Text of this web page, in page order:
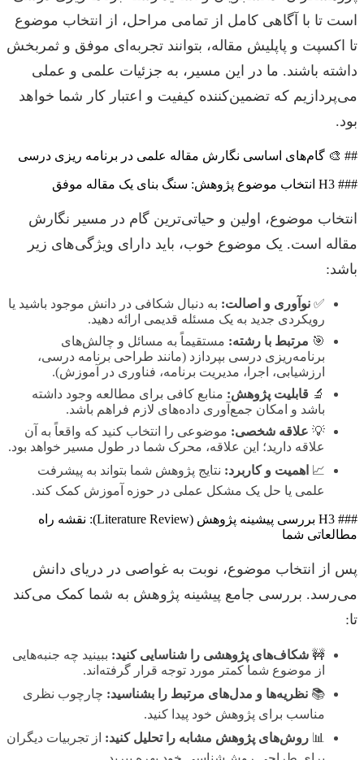
است تا با آگاهی کامل از تمامی مراحل، از انتخاب موضوع
تا اکسپت و پاپلیش مقاله، بتوانند تجربه‌ای موفق و ثمربخش
داشته باشند. ما در این مسیر، به جزئیات علمی و عملی
می‌پردازیم که تضمین‌کننده کیفیت و اعتبار کار شما خواهد
بود.
## 🎨 گام‌های اساسی نگارش مقاله علمی در برنامه ریزی درسی
### H3 انتخاب موضوع پژوهش: سنگ بنای یک مقاله موفق
انتخاب موضوع، اولین و حیاتی‌ترین گام در مسیر نگارش
مقاله است. یک موضوع خوب، باید دارای ویژگی‌های زیر
باشد:
✅ نوآوری و اصالت: به دنبال شکافی در دانش موجود باشید یا
رویکردی جدید به یک مسئله قدیمی ارائه دهید.
🎯 مرتبط با رشته: مستقیماً به مسائل و چالش‌های
برنامه‌ریزی درسی بپردازد (مانند طراحی برنامه درسی،
ارزشیابی، اجرا، مدیریت برنامه، فناوری در آموزش).
🔬 قابلیت پژوهش: منابع کافی برای مطالعه وجود داشته
باشد و امکان جمع‌آوری داده‌های لازم فراهم باشد.
💡 علاقه شخصی: موضوعی را انتخاب کنید که واقعاً به آن
علاقه دارید؛ این علاقه، محرک شما در طول مسیر خواهد بود.
📈 اهمیت و کاربرد: نتایج پژوهش شما بتواند به پیشرفت
علمی یا حل یک مشکل عملی در حوزه آموزش کمک کند.
### H3 بررسی پیشینه پژوهش (Literature Review): نقشه راه
مطالعاتی شما
پس از انتخاب موضوع، نوبت به غواصی در دریای دانش
می‌رسد. بررسی جامع پیشینه پژوهش به شما کمک می‌کند
تا:
🚧 شکاف‌های پژوهشی را شناسایی کنید: ببینید چه جنبه‌هایی
از موضوع شما کمتر مورد توجه قرار گرفته‌اند.
📚 نظریه‌ها و مدل‌های مرتبط را بشناسید: چارچوب نظری
مناسب برای پژوهش خود پیدا کنید.
📊 روش‌های پژوهش مشابه را تحلیل کنید: از تجربیات دیگران